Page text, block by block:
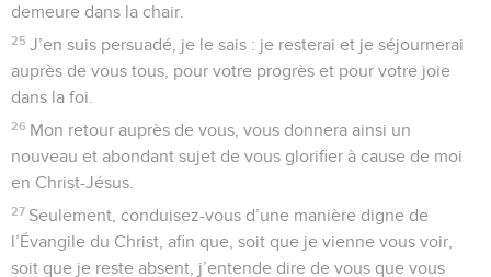
demeure dans la chair.
25 J’en suis persuadé, je le sais : je resterai et je séjournerai
auprès de vous tous, pour votre progrès et pour votre joie
dans la foi.
26 Mon retour auprès de vous, vous donnera ainsi un
nouveau et abondant sujet de vous glorifier à cause de moi
en Christ-Jésus.
27 Seulement, conduisez-vous d’une manière digne de
l’Évangile du Christ, afin que, soit que je vienne vous voir,
soit que je reste absent, j’entende dire de vous que vous